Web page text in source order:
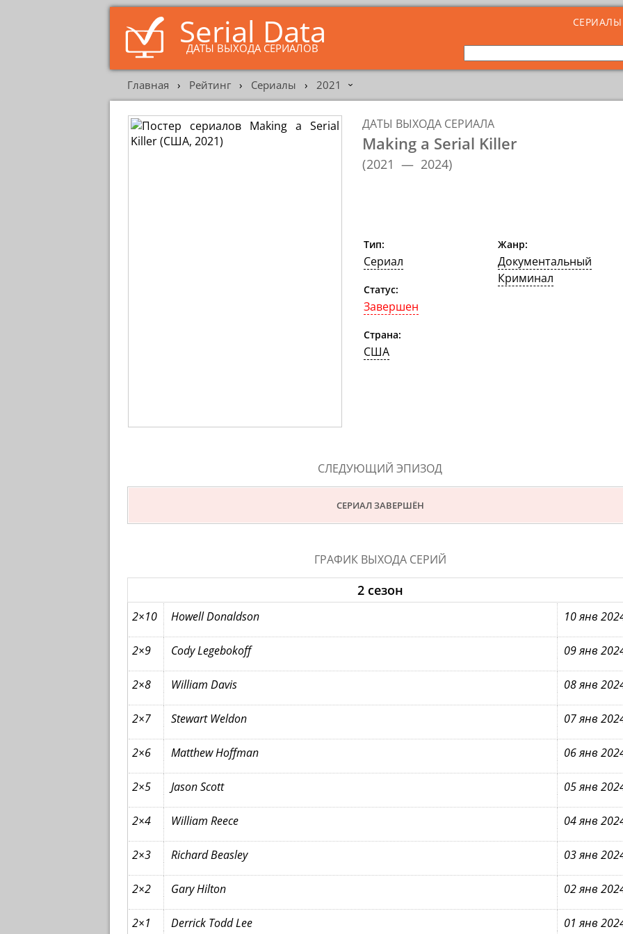
Serial Data
ДАТЫ ВЫХОДА СЕРИАЛОВ
СЕРИАЛЫ
Главная › Рейтинг › Сериалы › 2021 ›
ДАТЫ ВЫХОДА СЕРИАЛА
Making a Serial Killer
(2021 — 2024)
Тип:
Сериал
Статус:
Завершен
Страна:
США
Жанр:
Документальный
Криминал
СЛЕДУЮЩИЙ ЭПИЗОД
СЕРИАЛ ЗАВЕРШЁН
ГРАФИК ВЫХОДА СЕРИЙ
2 сезон
2×10 Howell Donaldson 10 янв
2×9 Cody Legebokoff 09 янв
2×8 William Davis 08 янв
2×7 Stewart Weldon 07 янв
2×6 Matthew Hoffman 06 янв
2×5 Jason Scott 05 янв
2×4 William Reece 04 янв
2×3 Richard Beasley 03 янв
2×2 Gary Hilton 02 янв
2×1 Derrick Todd Lee 01 янв